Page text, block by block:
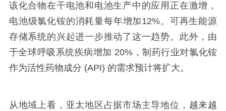
该化合物在干电池和电池生产中的应用正在激增，
电池级氯化铵的消耗量每年增加12%。可再生能源
存储系统的兴起进一步推动了这一趋势。此外，由
于全球呼吸系统疾病增加 20%，制药行业对氯化铵
作为活性药物成分 (API) 的需求预计将扩大。
从地域上看，亚太地区占据市场主导地位，越来越